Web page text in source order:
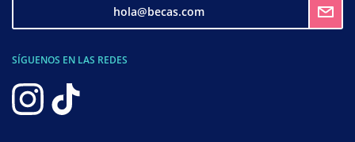
hola@becas.com
SÍGUENOS EN LAS REDES